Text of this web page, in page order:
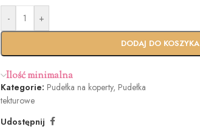
termin
Usługa Ekspres
(+100zł)
- +
DODAJ DO KOSZYKA
Ilość minimalna
Kategorie: Pudełka na koperty, Pudełka
tekturowe
Udostępnij